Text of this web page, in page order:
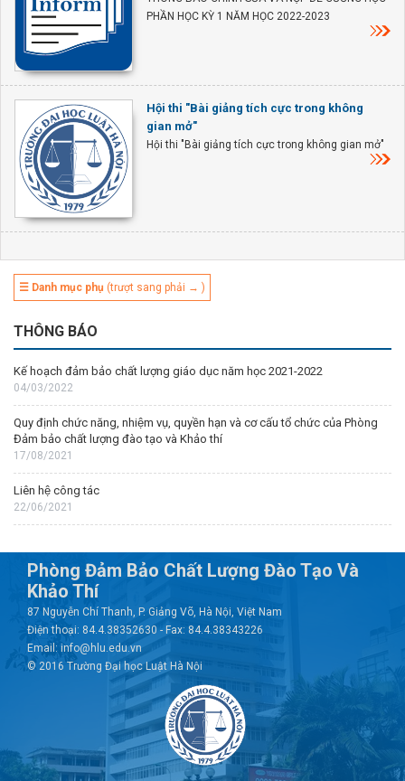
PHẦN HỌC KỲ 1 NĂM HỌC 2022-2023
Hội thi "Bài giảng tích cực trong không
gian mở"
Hội thi "Bài giảng tích cực trong không gian mở"
☰ Danh mục phụ (trượt sang phải → )
THÔNG BÁO
Kế hoạch đảm bảo chất lượng giáo dục năm học 2021-2022
04/03/2022
Quy định chức năng, nhiệm vụ, quyền hạn và cơ cấu tổ chức của Phòng
Đảm bảo chất lượng đào tạo và Khảo thí
17/08/2021
Liên hệ công tác
22/06/2021
Phòng Đảm Bảo Chất Lượng Đào Tạo Và
Khảo Thí
87 Nguyễn Chí Thanh, P. Giảng Võ, Hà Nội, Việt Nam
Điện thoại: 84.4.38352630 - Fax: 84.4.38343226
Email: info@hlu.edu.vn
© 2016 Trường Đại học Luật Hà Nội